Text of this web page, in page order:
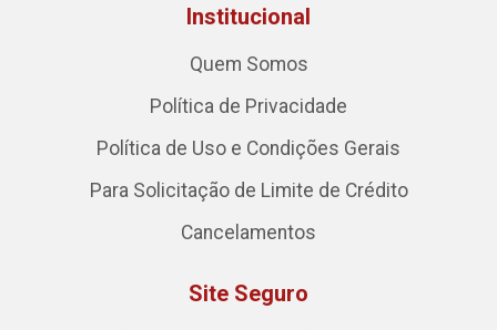
Institucional
Quem Somos
Política de Privacidade
Política de Uso e Condições Gerais
Para Solicitação de Limite de Crédito
Cancelamentos
Site Seguro